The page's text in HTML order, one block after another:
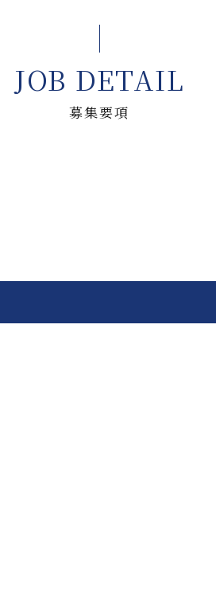
募集要項
JOB DETAIL